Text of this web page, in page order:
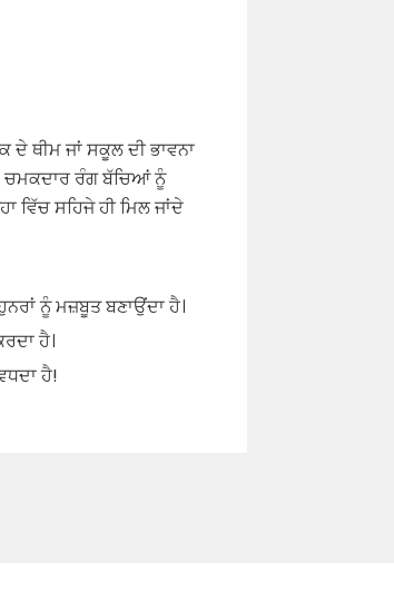
ਥੀਮ ਜਾਂ ਸਕੂਲ ਦੀ ਭਾਵਨਾ
ਚਮਕਦਾਰ ਰੰਗ ਬੱਚਿਆਂ ਨੂੰ
ਵਿੱਚ ਸਹਿਜੇ ਹੀ ਮਿਲ ਜਾਂਦੇ
ਨੂੰ ਮਜ਼ਬੂਤ ​​ਬਣਾਉਂਦਾ ਹੈ।
ਹੈ।
ਹੈ!